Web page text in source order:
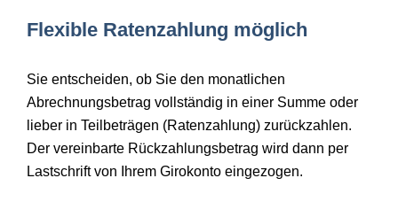
Flexible Ratenzahlung möglich
Sie entscheiden, ob Sie den monatlichen
Abrechnungsbetrag vollständig in einer Summe oder
lieber in Teilbeträgen (Ratenzahlung) zurückzahlen.
Der vereinbarte Rückzahlungsbetrag wird dann per
Lastschrift von Ihrem Girokonto eingezogen.